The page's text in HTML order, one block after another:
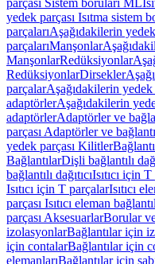
parçası Sistem boruları ML
yedek parçası Isıtma sistem
parçalarıAşağıdakilerin
parçalarıManşonlar
ManşonlarRedüksiyonlar
RedüksiyonlarDirsekler
parçalarAşağıdakilerin yedek
adaptörlerAşağıdakilerin
adaptörlerAdaptörler ve
parçası Adaptörler ve
yedek parçası Kilitler
BağlantılarDişli bağlantılı
bağlantılı dağıtıcıIsıtıcı için
Isıtıcı için T parçalarIsıtıcı
parçası Isıtıcı eleman
parçası AksesuarlarBorular
izolasyonlarBağlantılar için
için contalarBağlantılar için
elemanlarıBağlantılar için